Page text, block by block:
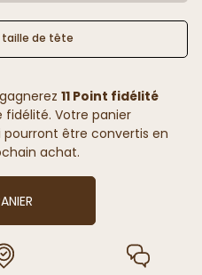
taille de tête
11 Point fidélité
Votre panier
pourront être convertis en
achat.